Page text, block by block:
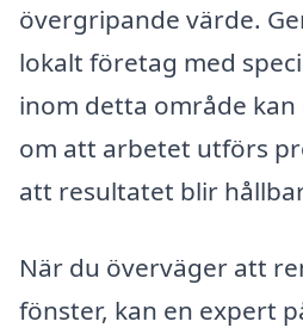
övergripande värde.
lokalt företag med
inom detta område
om att arbetet utförs
att resultatet blir
När du överväger att
fönster, kan en expert